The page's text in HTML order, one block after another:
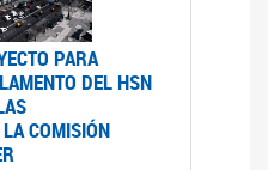
PARA
DEL HSN
COMISIÓN